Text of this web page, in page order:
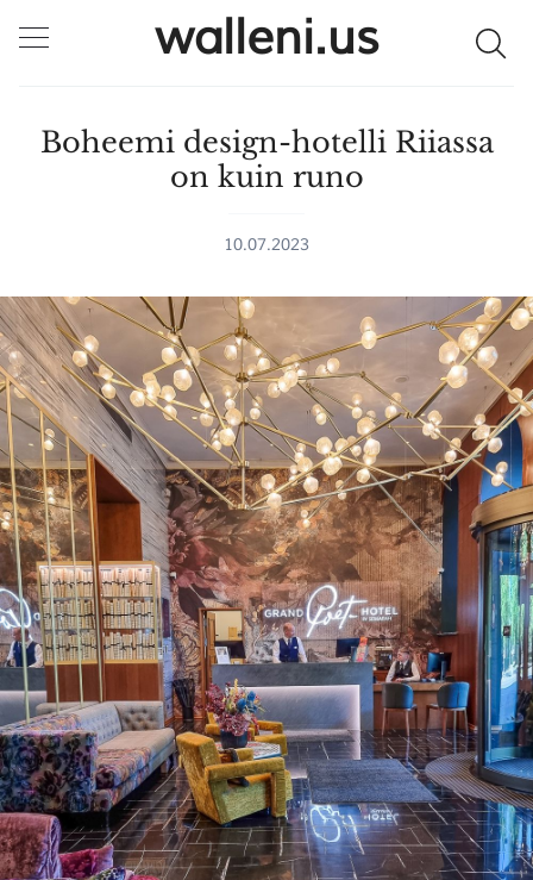
walleni.us
Boheemi design-hotelli Riiassa
on kuin runo
10.07.2023